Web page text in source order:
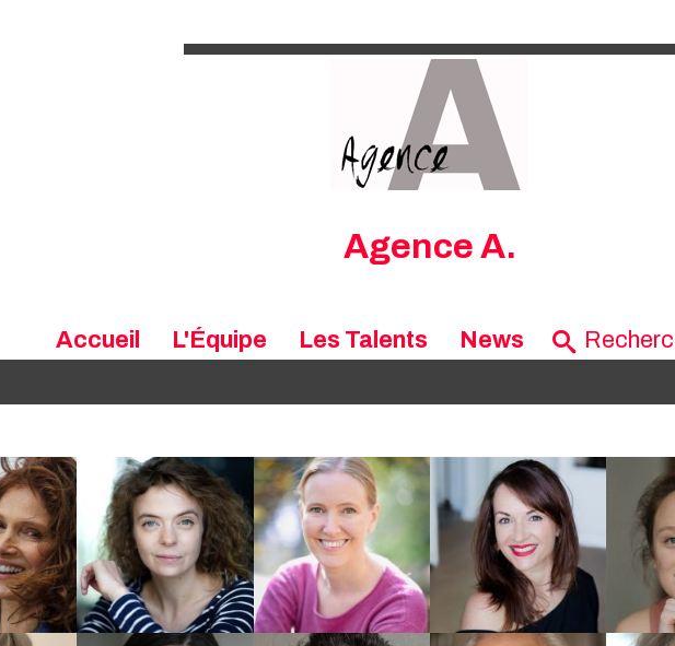
Agence A.
Accueil L'Équipe Les Talents News